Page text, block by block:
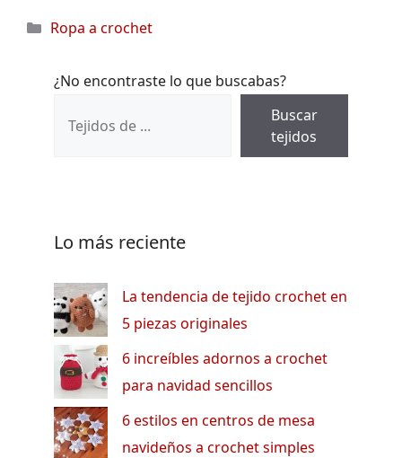
Categorías
Ropa a crochet
¿No encontraste lo que buscabas?
Buscar
tejidos
Lo más reciente
La tendencia de tejido crochet en
5 piezas originales
6 increíbles adornos a crochet
para navidad sencillos
6 estilos en centros de mesa
navideños a crochet simples